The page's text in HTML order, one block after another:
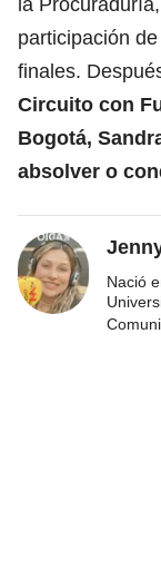
participación
finales.
Circuito con
Bogotá,
absolver o
Nació